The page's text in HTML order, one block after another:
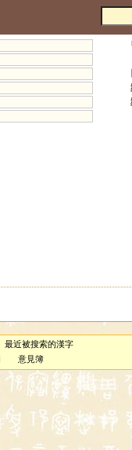
最近被搜索的漢字
意見簿